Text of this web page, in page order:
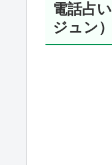
電話占
ジュン